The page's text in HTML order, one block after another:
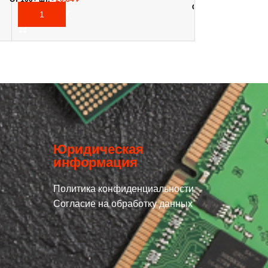
В КОРЗИНУ
От 100+ шт. -
Юридическая
информация
Политика конфиденциальности
Согласие на обработку данных